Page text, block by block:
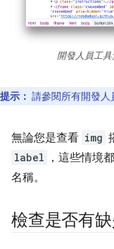
開發人員工具
提示： 請參閱所有開發人
無論您是查看 img
label
，這些情境
名稱。
檢查是否有